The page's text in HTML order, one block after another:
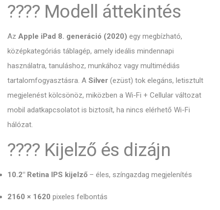
????️ Modell áttekintés
Az Apple iPad 8. generáció (2020) egy megbízható,
középkategóriás táblagép, amely ideális mindennapi
használatra, tanuláshoz, munkához vagy multimédiás
tartalomfogyasztásra. A Silver (ezüst) tok elegáns, letisztult
megjelenést kölcsönöz, miközben a Wi-Fi + Cellular változat
mobil adatkapcsolatot is biztosít, ha nincs elérhető Wi-Fi
hálózat.
???? Kijelző és dizájn
10.2″ Retina IPS kijelző – éles, színgazdag megjelenítés
2160 × 1620 pixeles felbontás